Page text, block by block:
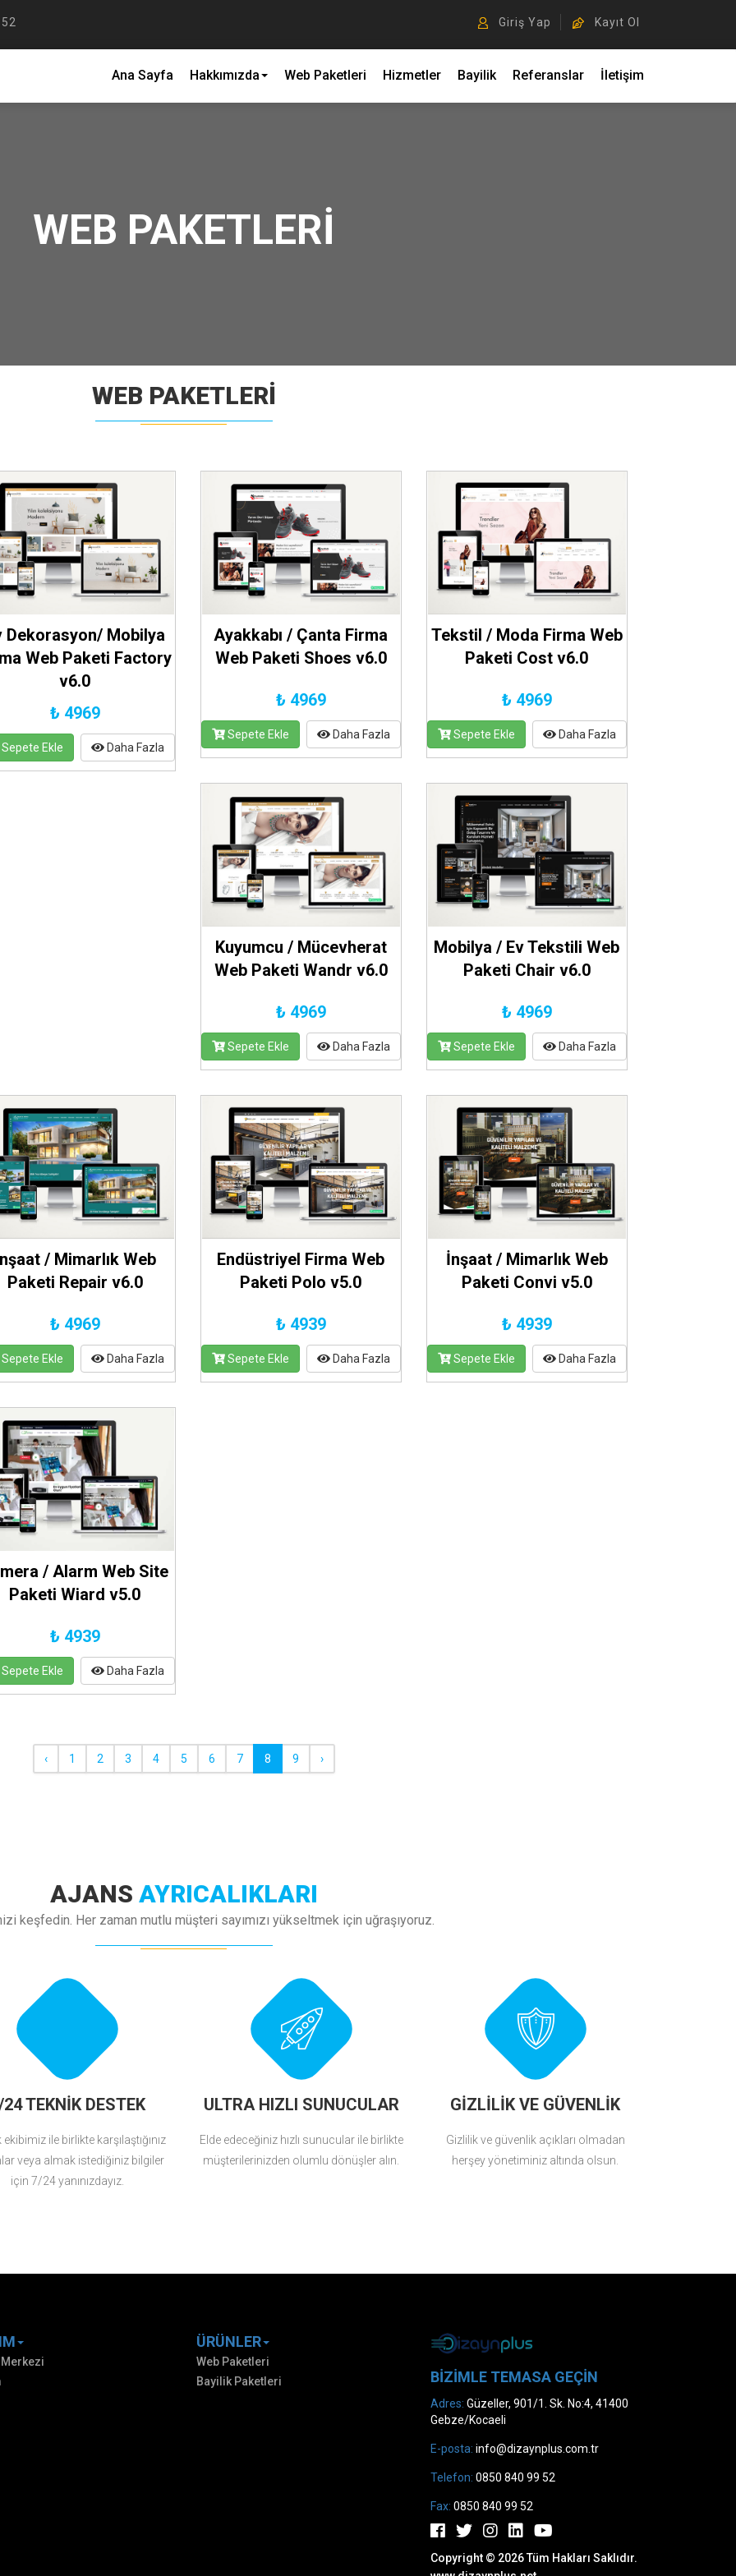
Giriş Yap Kayıt Ol
Ana Sayfa Hakkımızda Web Paketleri Hizmetler Bayilik Referanslar İletişim
WEB PAKETLERI
WEB PAKETLERI
Dekorasyon/ Mobilya
Web Paketi Factory
v6.0
₺ 4969
Sepete Ekle Daha Fazla
Ayakkabı / Çanta Firma
Web Paketi Shoes v6.0
₺ 4969
Sepete Ekle Daha Fazla
Tekstil / Moda Firma Web
Paketi Cost v6.0
₺ 4969
Sepete Ekle Daha Fazla
Kuyumcu / Mücevherat
Web Paketi Wandr v6.0
₺ 4969
Sepete Ekle Daha Fazla
Mobilya / Ev Tekstili Web
Paketi Chair v6.0
₺ 4969
Sepete Ekle Daha Fazla
/ Mimarlık Web
Paketi Repair v6.0
₺ 4969
Sepete Ekle Daha Fazla
Endüstriyel Firma Web
Paketi Polo v5.0
₺ 4939
Sepete Ekle Daha Fazla
İnşaat / Mimarlık Web
Paketi Convi v5.0
₺ 4939
Sepete Ekle Daha Fazla
/ Alarm Web Site
Paketi Wiard v5.0
₺ 4939
Sepete Ekle Daha Fazla
‹ 1 2 3 4 5 6 7 8 9 ›
AJANS AYRICALIKLARI
keşfedin. Her zaman mutlu müşteri sayımızı yükseltmek için uğraşıyoruz.
TEKNİK DESTEK
ile birlikte karşılaştığınız
veya almak istediğiniz bilgiler
için 7/24 yanınızdayız.
ULTRA HIZLI SUNUCULAR
Elde edeceğiniz hızlı sunucular ile birlikte
müşterilerinizden olumlu dönüşler alın.
GİZLİLİK VE GÜVENLİK
Gizlilik ve güvenlik açıkları olmadan
herşey yönetiminiz altında olsun.
ÜRÜNLER
Web Paketleri
Bayilik Paketleri
BIZIMLE TEMASA GEÇIN
Adres: Güzeller, 901/1. Sk. No:4, 41400
Gebze/Kocaeli
E-posta: info@dizaynplus.com.tr
Telefon: 0850 840 99 52
Fax: 0850 840 99 52
Copyright © 2026 Tüm Hakları Saklıdır.